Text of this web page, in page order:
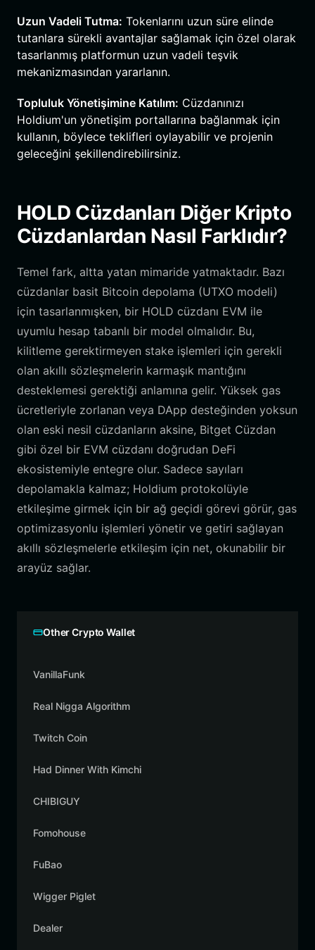
Uzun Vadeli Tutma: Tokenlarını uzun süre elinde
tutanlara sürekli avantajlar sağlamak için özel olarak
tasarlanmış platformun uzun vadeli teşvik
mekanizmasından yararlanın.
Topluluk Yönetişimine Katılım: Cüzdanınızı
Holdium'un yönetişim portallarına bağlanmak için
kullanın, böylece teklifleri oylayabilir ve projenin
geleceğini şekillendirebilirsiniz.
HOLD Cüzdanları Diğer Kripto
Cüzdanlardan Nasıl Farklıdır?
Temel fark, altta yatan mimaride yatmaktadır. Bazı
cüzdanlar basit Bitcoin depolama (UTXO modeli)
için tasarlanmışken, bir HOLD cüzdanı EVM ile
uyumlu hesap tabanlı bir model olmalıdır. Bu,
kilitleme gerektirmeyen stake işlemleri için gerekli
olan akıllı sözleşmelerin karmaşık mantığını
desteklemesi gerektiği anlamına gelir. Yüksek gas
ücretleriyle zorlanan veya DApp desteğinden yoksun
olan eski nesil cüzdanların aksine, Bitget Cüzdan
gibi özel bir EVM cüzdanı doğrudan DeFi
ekosistemiyle entegre olur. Sadece sayıları
depolamakla kalmaz; Holdium protokolüyle
etkileşime girmek için bir ağ geçidi görevi görür, gas
optimizasyonlu işlemleri yönetir ve getiri sağlayan
akıllı sözleşmelerle etkileşim için net, okunabilir bir
arayüz sağlar.
Other Crypto Wallet
VanillaFunk
Real Nigga Algorithm
Twitch Coin
Had Dinner With Kimchi
CHIBIGUY
Fomohouse
FuBao
Wigger Piglet
Dealer